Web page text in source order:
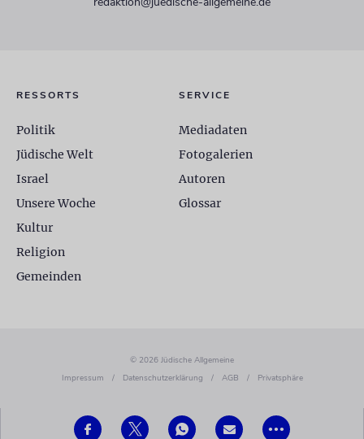
•••
RESSORTS
Politik
Jüdische Welt
Israel
Unsere Woche
Kultur
Religion
Gemeinden
SERVICE
Mediadaten
Fotogalerien
Autoren
Glossar
© 2026 Jüdische Allgemeine
Impressum
/ Datenschutzerklärung / AGB / Privatsphäre